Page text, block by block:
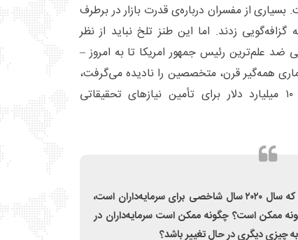
از مفسران درباره‌ی قدرت بازار در برطرف
زدند. اما این طنز تلخ نباید از نظر
علم‌ترین رئیس جمهور امریکا تا به امروز –
همه‌گیر قرن، متخصصین را نادیده می‌گرفت،
تهدید می‌کرد، و مسخره می‌کرد – ۱۰ میلیارد دلار برای تأمین نیازهای تحقیقاتی
اما راز بزرگتری نیز وجود دارد: درحالی که سال ۲۰۲۰ سال شاخصی برای سرمایه‌داران است،
ممکن است؟ چگونه ممکن است سرمایه‌داران در
چیزی دیگری در حال تغییر باشد؟